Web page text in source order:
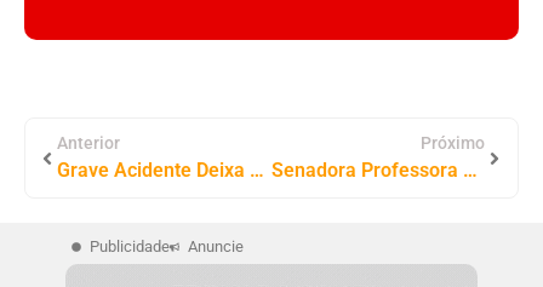
Anterior
Grave Acidente Deixa Um Homem Morto Na TO-070, Região Sul Do Tocantins
Próximo
Senadora Professora Dorinha Assume Presidência da Comissão que Analisará a MP do Fundo Social
Publicidade Anuncie